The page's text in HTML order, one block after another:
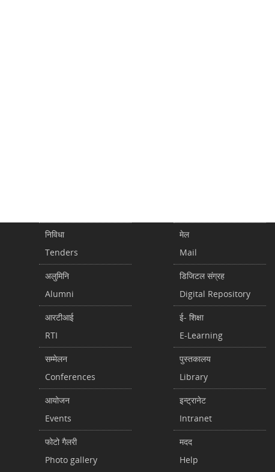
निविधा
Tenders
अलुमिनि
Alumni
आरटीआई
RTI
सम्मेलन
Conferences
आयोजन
Events
फोटो गैलरी
Photo gallery
मेल
Mail
डिजिटल संग्रह
Digital Repository
ई- शिक्षा
E-Learning
पुस्तकालय
Library
इन्ट्रानेट
Intranet
मदद
Help